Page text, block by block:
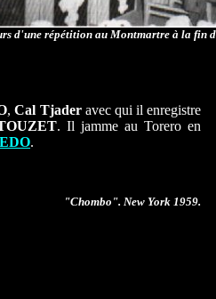
d'une répétition au Montmartre à la fin
,Cal Tjaderavec qui il enregistre
. Il jamme au Torero en
.
"Chombo ". New York 1959.